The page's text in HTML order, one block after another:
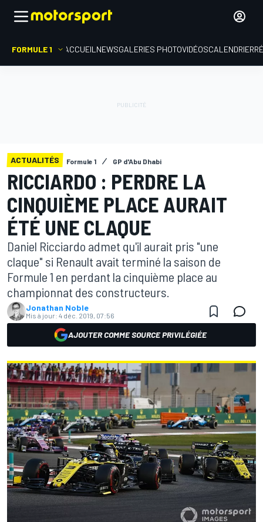
FORMULE 1 ACCUEIL NEWSGALERIES PHOTOVIDÉOSCALENDRIER
ACTUALITÉS Formule 1 GP d'Abu Dhabi
RICCIARDO : PERDRE LA
CINQUIÈME PLACE AURAIT
ÉTÉ UNE CLAQUE
Daniel Ricciardo admet qu'il aurait pris "une
claque" si Renault avait terminé la saison de
Formule 1 en perdant la cinquième place au
championnat des constructeurs.
Jonathan Noble
Mis à jour: 4 déc. 2019, 07:56
AJOUTER COMME SOURCE PRIVILÉGIÉE